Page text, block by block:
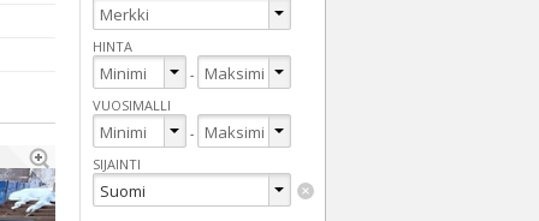
HINTA
-
VUOSIMALLI
-
SIJAINTI